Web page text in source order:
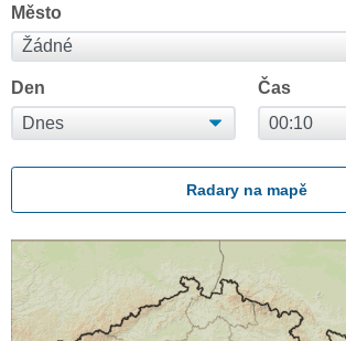
Město
Den Čas
Radary na mapě